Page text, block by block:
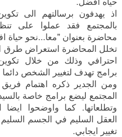
اذ يهدفون برسالتهم الى
بالمجتمع فقد عملوا على
محاضرة بعنوان "معا...نحو حياة
تخلل المحاضرة استعراض طرق
احترافي وذلك من خلال
برامج تهدف لتغيير الشخص
المجتمع ليضع برامج خاصة
وتطلعاتها. كما واوضحوا
العقل السليم في الجسم
تغيير ايجابي.